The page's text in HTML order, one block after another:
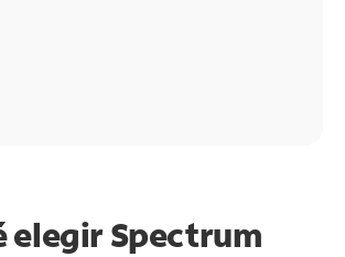
elegir Spectrum